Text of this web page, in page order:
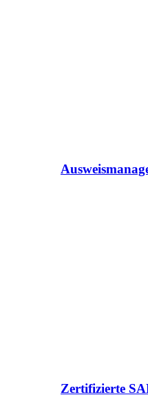
Zertifizierte